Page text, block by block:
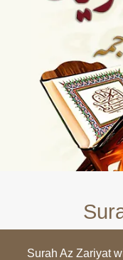
Surah Az Zariyat